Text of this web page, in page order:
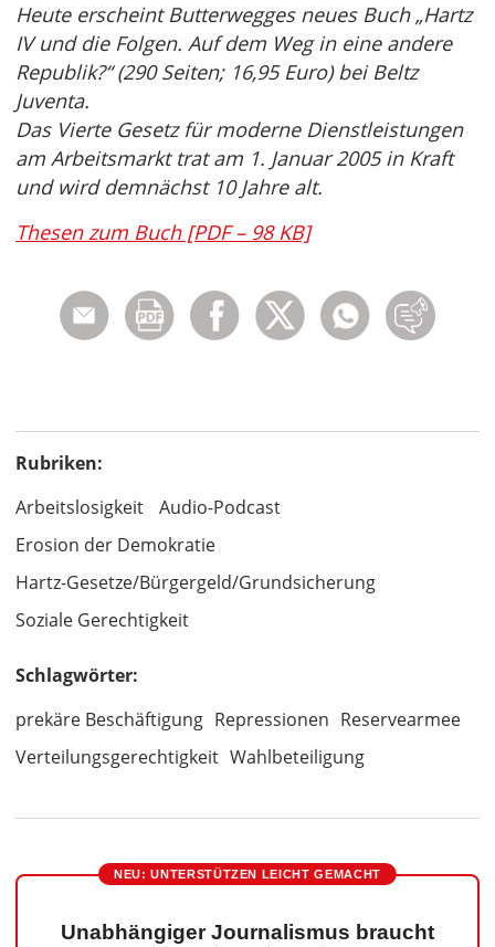
Heute erscheint Butterwegges neues Buch „Hartz
IV und die Folgen. Auf dem Weg in eine andere
Republik?“ (290 Seiten; 16,95 Euro) bei Beltz
Juventa.
Das Vierte Gesetz für moderne Dienstleistungen
am Arbeitsmarkt trat am 1. Januar 2005 in Kraft
und wird demnächst 10 Jahre alt.
Thesen zum Buch [PDF – 98 KB]
Rubriken:
Arbeitslosigkeit
Audio-Podcast
Erosion der Demokratie
Hartz-Gesetze/Bürgergeld/Grundsicherung
Soziale Gerechtigkeit
Schlagwörter:
prekäre Beschäftigung Repressionen Reservearmee
Verteilungsgerechtigkeit Wahlbeteiligung
NEU: UNTERSTÜTZEN LEICHT GEMACHT
Unabhängiger Journalismus braucht